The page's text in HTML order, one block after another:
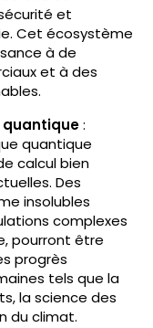
et
Cet écosystème
à de
et à des
quantique:
quantique
calcul bien
Des
insolubles
complexes
pourront être
progrès
tels que la
la science des
du climat.